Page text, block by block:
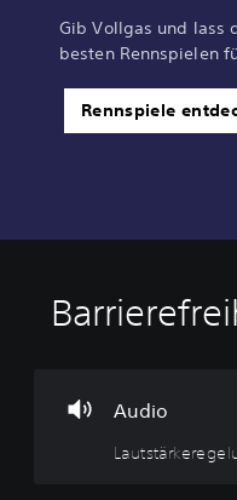
Gib Vollgas und lass
besten Rennspielen
Rennspiele
Audio
L
a
s
ä